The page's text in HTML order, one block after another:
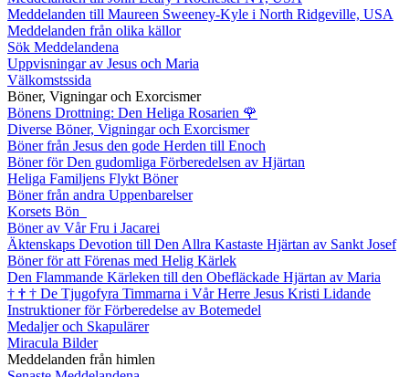
Meddelanden till Maureen Sweeney-Kyle i North Ridgeville, USA
Meddelanden från olika källor
Sök Meddelandena
Uppvisningar av Jesus och Maria
Välkomstssida
Böner, Vigningar och Exorcismer
Bönens Drottning: Den Heliga Rosarien 🌹
Diverse Böner, Vigningar och Exorcismer
Böner från Jesus den gode Herden till Enoch
Böner för Den gudomliga Förberedelsen av Hjärtan
Heliga Familjens Flykt Böner
Böner från andra Uppenbarelser
Korsets Bön
Böner av Vår Fru i Jacarei
Äktenskaps Devotion till Den Allra Kastaste Hjärtan av Sankt Josef
Böner för att Förenas med Helig Kärlek
Den Flammande Kärleken till den Obefläckade Hjärtan av Maria
† † † De Tjugofyra Timmarna i Vår Herre Jesus Kristi Lidande
Instruktioner för Förberedelse av Botemedel
Medaljer och Skapulärer
Miracula Bilder
Meddelanden från himlen